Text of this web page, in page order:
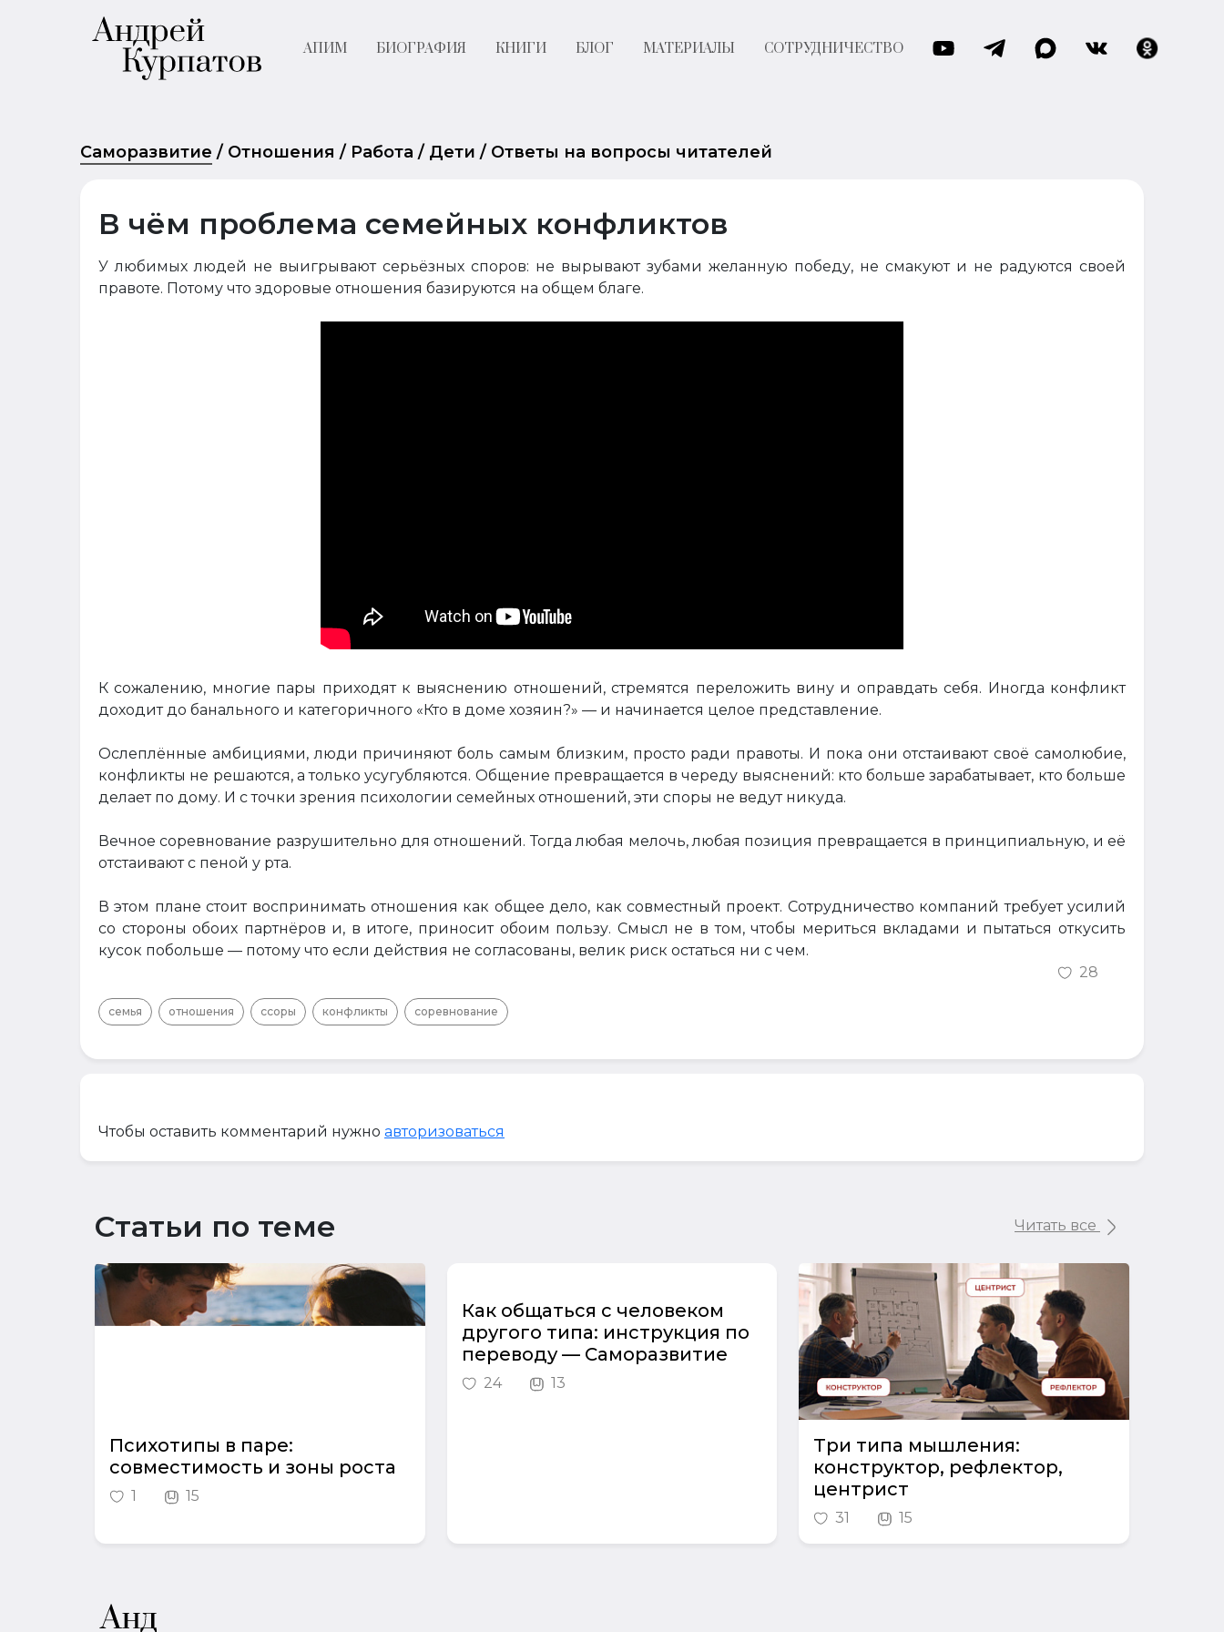
АПИМ БИОГРАФИЯ КНИГИ БЛОГ МАТЕРИАЛЫ СОТРУДНИЧЕСТВО
Саморазвитие / Отношения / Работа / Дети / Ответы на вопросы читателей
В чём проблема семейных конфликтов
У любимых людей не выигрывают серьёзных споров: не вырывают зубами желанную победу, не смакуют и не радуются своей
правоте. Потому что здоровые отношения базируются на общем благе.
К сожалению, многие пары приходят к выяснению отношений, стремятся переложить вину и оправдать себя. Иногда конфликт
доходит до банального и категоричного «Кто в доме хозяин?» — и начинается целое представление.
Ослеплённые амбициями, люди причиняют боль самым близким, просто ради правоты. И пока они отстаивают своё самолюбие,
конфликты не решаются, а только усугубляются. Общение превращается в череду выяснений: кто больше зарабатывает, кто больше
делает по дому. И с точки зрения психологии семейных отношений, эти споры не ведут никуда.
Вечное соревнование разрушительно для отношений. Тогда любая мелочь, любая позиция превращается в принципиальную, и её
отстаивают с пеной у рта.
В этом плане стоит воспринимать отношения как общее дело, как совместный проект. Сотрудничество компаний требует усилий
со стороны обоих партнёров и, в итоге, приносит обоим пользу. Смысл не в том, чтобы мериться вкладами и пытаться откусить
кусок побольше — потому что если действия не согласованы, велик риск остаться ни с чем.
28
семья отношения ссоры конфликты соревнование
Чтобы оставить комментарий нужно авторизоваться
Статьи по теме Читать все
Психотипы в паре:
совместимость и зоны роста
1 15
Как общаться с человеком
другого типа: инструкция по
переводу — Саморазвитие
24 13
Три типа мышления:
конструктор, рефлектор,
центрист
31 15